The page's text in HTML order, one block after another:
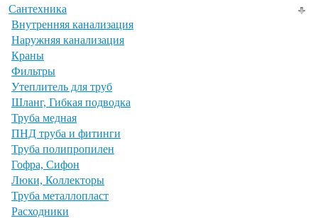
Сантехника
Внутренняя канализация
Наружняя канализация
Краны
Фильтры
Утеплитель для труб
Шланг, Гибкая подводка
Труба медная
ПНД труба и фитинги
Труба полипропилен
Гофра, Сифон
Люки, Коллекторы
Труба металлопласт
Расходники